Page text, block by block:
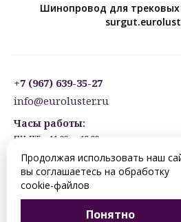
Шинопровод для трековых
+7 (967) 639-35-27
info@euroluster.ru
Часы работы:
ПН-ПТ: с 11:00 до 19:00
ВС: ВЫХОДНОЙ
Предварительная запись.
© 2012-2026 surgut.euroluster.ru. Все права
Продолжая использовать наш
вы соглашаетесь на обработку
cookie-файлов
Понятно